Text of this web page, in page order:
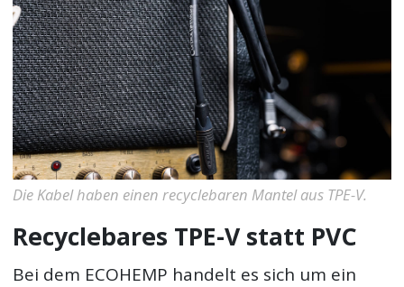
Die Kabel haben einen recyclebaren Mantel aus TPE-V.
Recyclebares TPE-V statt PVC
Bei dem ECOHEMP handelt es sich um ein